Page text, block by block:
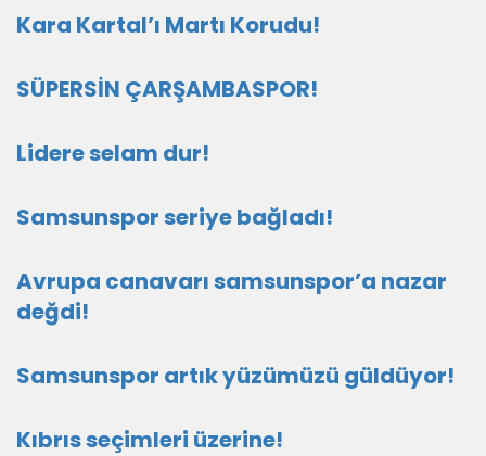
Kara Kartal’ı Martı Korudu!
SÜPERSİN ÇARŞAMBASPOR!
Lidere selam dur!
Samsunspor seriye bağladı!
Avrupa canavarı samsunspor’a nazar
değdi!
Samsunspor artık yüzümüzü güldüyor!
Kıbrıs seçimleri üzerine!